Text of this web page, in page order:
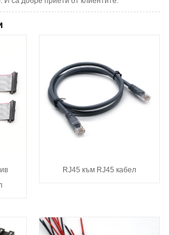
RJ45 към RJ45 кабел